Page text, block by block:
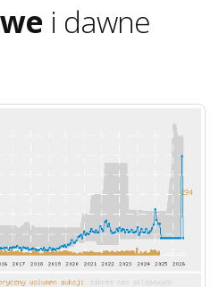
i dawne